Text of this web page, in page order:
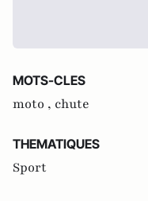
MOTS-CLES
moto , chute
THEMATIQUES
Sport